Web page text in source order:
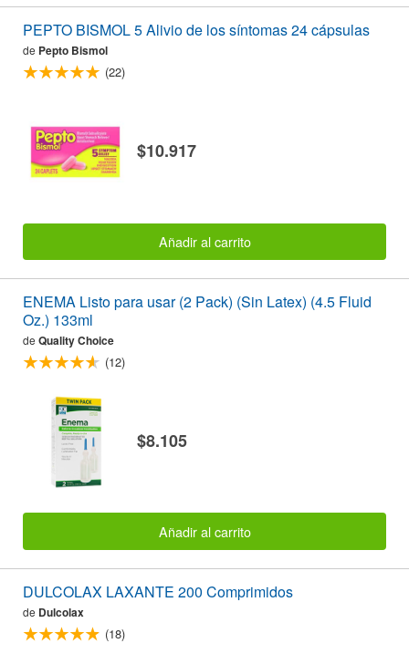
PEPTO BISMOL 5 Alivio de los síntomas 24 cápsulas
de Pepto Bismol
(22)
$10.917
Añadir al carrito
ENEMA Listo para usar (2 Pack) (Sin Latex) (4.5 Fluid
Oz.) 133ml
de Quality Choice
(12)
$8.105
Añadir al carrito
DULCOLAX LAXANTE 200 Comprimidos
de Dulcolax
(18)